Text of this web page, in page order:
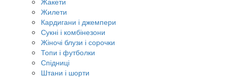
Жилети
Кардигани і джемпери
Сукні і комбінезони
Жіночі блузи і сорочки
Топи і футболки
Спідниці
Штани і шорти